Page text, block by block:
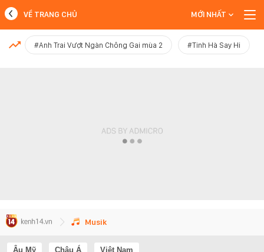
MỚI NHẤT
VỀ TRANG CHỦ MỚI NHẤT
#Anh Trai Vượt Ngàn Chông Gai mùa 2 #Tinh Hà Say Hi
Musik
Âu Mỹ Châu Á Việt Nam